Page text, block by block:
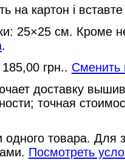
на картон і
25×25 см. Кроме
.
грн.. Сменить
доставку
точная
товара. Для
Посмотреть